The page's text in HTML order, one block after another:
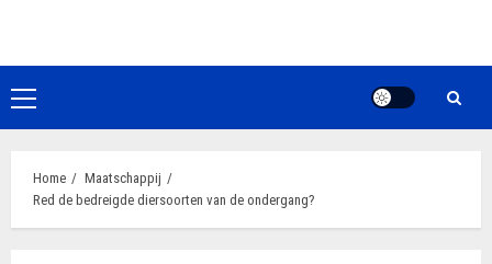
de
inhoudPrimair
menu
Home
Maatschappij
Red de bedreigde diersoorten van de ondergang?